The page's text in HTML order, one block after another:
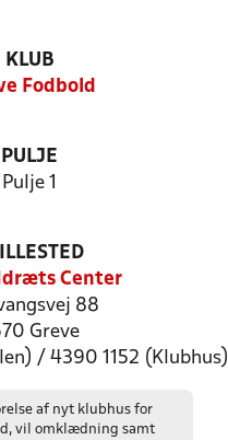
KLUB
Fodbold
PULJE
Pulje 1
Center
88
Greve
/ 4390 1152 (Klubhus)
af nyt klubhus for
vil omklædning samt